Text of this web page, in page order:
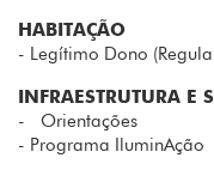
HABITAÇÃO
- Legítimo Dono
INFRAESTRUTURA E
- Orientações
- Programa IluminAção